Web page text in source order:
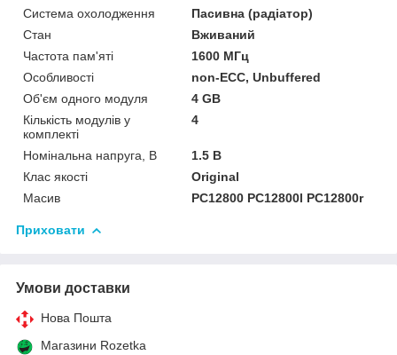
Система охолодження
Пасивна (радіатор)
Стан
Вживаний
Частота пам'яті
1600 МГц
Особливості
non-ECC, Unbuffered
Об'єм одного модуля
4 GB
Кількість модулів у
комплекті
4
Номінальна напруга, В
1.5 В
Клас якості
Original
Масив
PC12800 PC12800l PC12800r
Приховати
Умови доставки
Нова Пошта
Магазини Rozetka